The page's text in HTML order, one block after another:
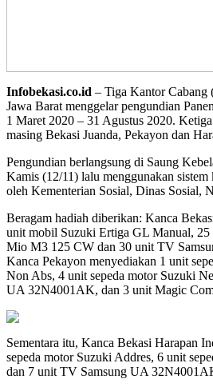
Infobekasi.co.id – Tiga Kantor
Jawa Barat menggelar pengundian
1 Maret 2020 – 31 Agustus 2020.
masing Bekasi Juanda, Pekayon dan
Pengundian berlangsung di Saung
Kamis (12/11) lalu menggunakan
oleh Kementerian Sosial, Dinas Sosial,
Beragam hadiah diberikan: Kanca
unit mobil Suzuki Ertiga GL Manual, 25
Mio M3 125 CW dan 30 unit TV
Kanca Pekayon menyediakan 1 unit
Non Abs, 4 unit sepeda motor Suzuki
UA 32N4001AK, dan 3 unit Magic
Sementara itu, Kanca Bekasi Harapan
sepeda motor Suzuki Addres, 6 unit
dan 7 unit TV Samsung UA